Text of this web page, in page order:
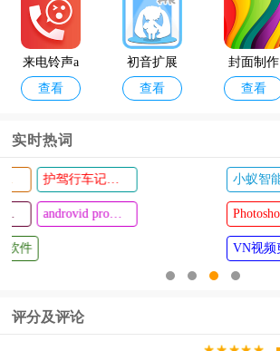
来电铃声a
pp
查看
初音扩展
现实相机a
查看
封面制作
大师app
查看
清颜证件
照app
查看
imgplay官
实时热词
小蚁智能摄像机app 哔哩哔哩创作app
Photoshop Express手机版
评分及评论